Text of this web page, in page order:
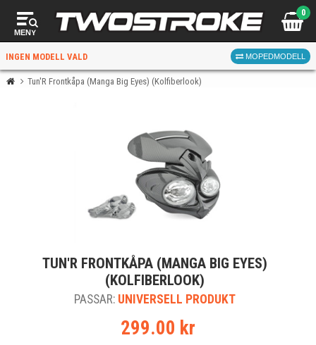
MENY
0
INGEN MODELL VALD MOPEDMODELL
När du valt kommer butiken visa delar för vald moped
och universella produkter.
Tun'R Frontkåpa (Manga Big Eyes) (Kolfiberlook)
TUN'R FRONTKÅPA (MANGA BIG EYES)
(KOLFIBERLOOK)
PASSAR: UNIVERSELL PRODUKT
299.00 kr